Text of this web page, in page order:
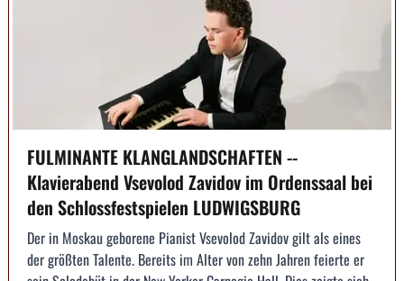
FULMINANTE KLANGLANDSCHAFTEN --
Klavierabend Vsevolod Zavidov im Ordenssaal bei
den Schlossfestspielen LUDWIGSBURG
Der in Moskau geborene Pianist Vsevolod Zavidov gilt als eines
der größten Talente. Bereits im Alter von zehn Jahren feierte er